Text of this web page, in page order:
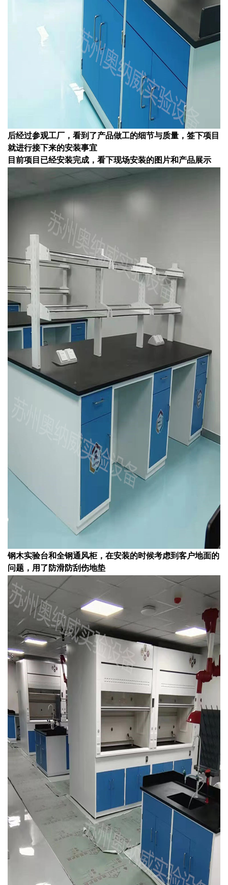
后经过参观工厂，看到了产品做工的细节与质量，签下项目
就进行接下来的安装事宜
目前项目已经安装完成，看下现场安装的图片和产品展示
钢木实验台和全钢通风柜，在安装的时候考虑到客户地面的
问题，用了防滑防刮伤地垫